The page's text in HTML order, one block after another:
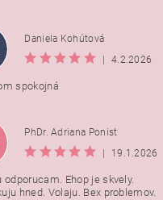
Daniela Kohútová
4.2.2026
spokojná
PhDr. Adriana Ponist
19.1.2026
odporucam. Ehop je skvely.
hned. Volaju. Bex problemov.